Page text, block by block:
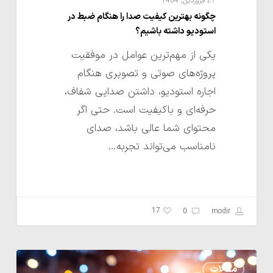
چگونه بهترین کیفیت صدا را هنگام ضبط در
استودیو داشته باشیم؟
یکی از مهم‌ترین عوامل در موفقیت
پروژه‌های صوتی و تصویری هنگام
اجاره استودیو، داشتن صدایی شفاف،
حرفه‌ای و باکیفیت است. حتی اگر
محتوای شما عالی باشد، صدای
نامناسب می‌تواند تجربه…
17
مقالات
نکاتی